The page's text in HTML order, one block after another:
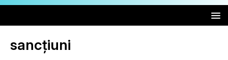
sancțiuni